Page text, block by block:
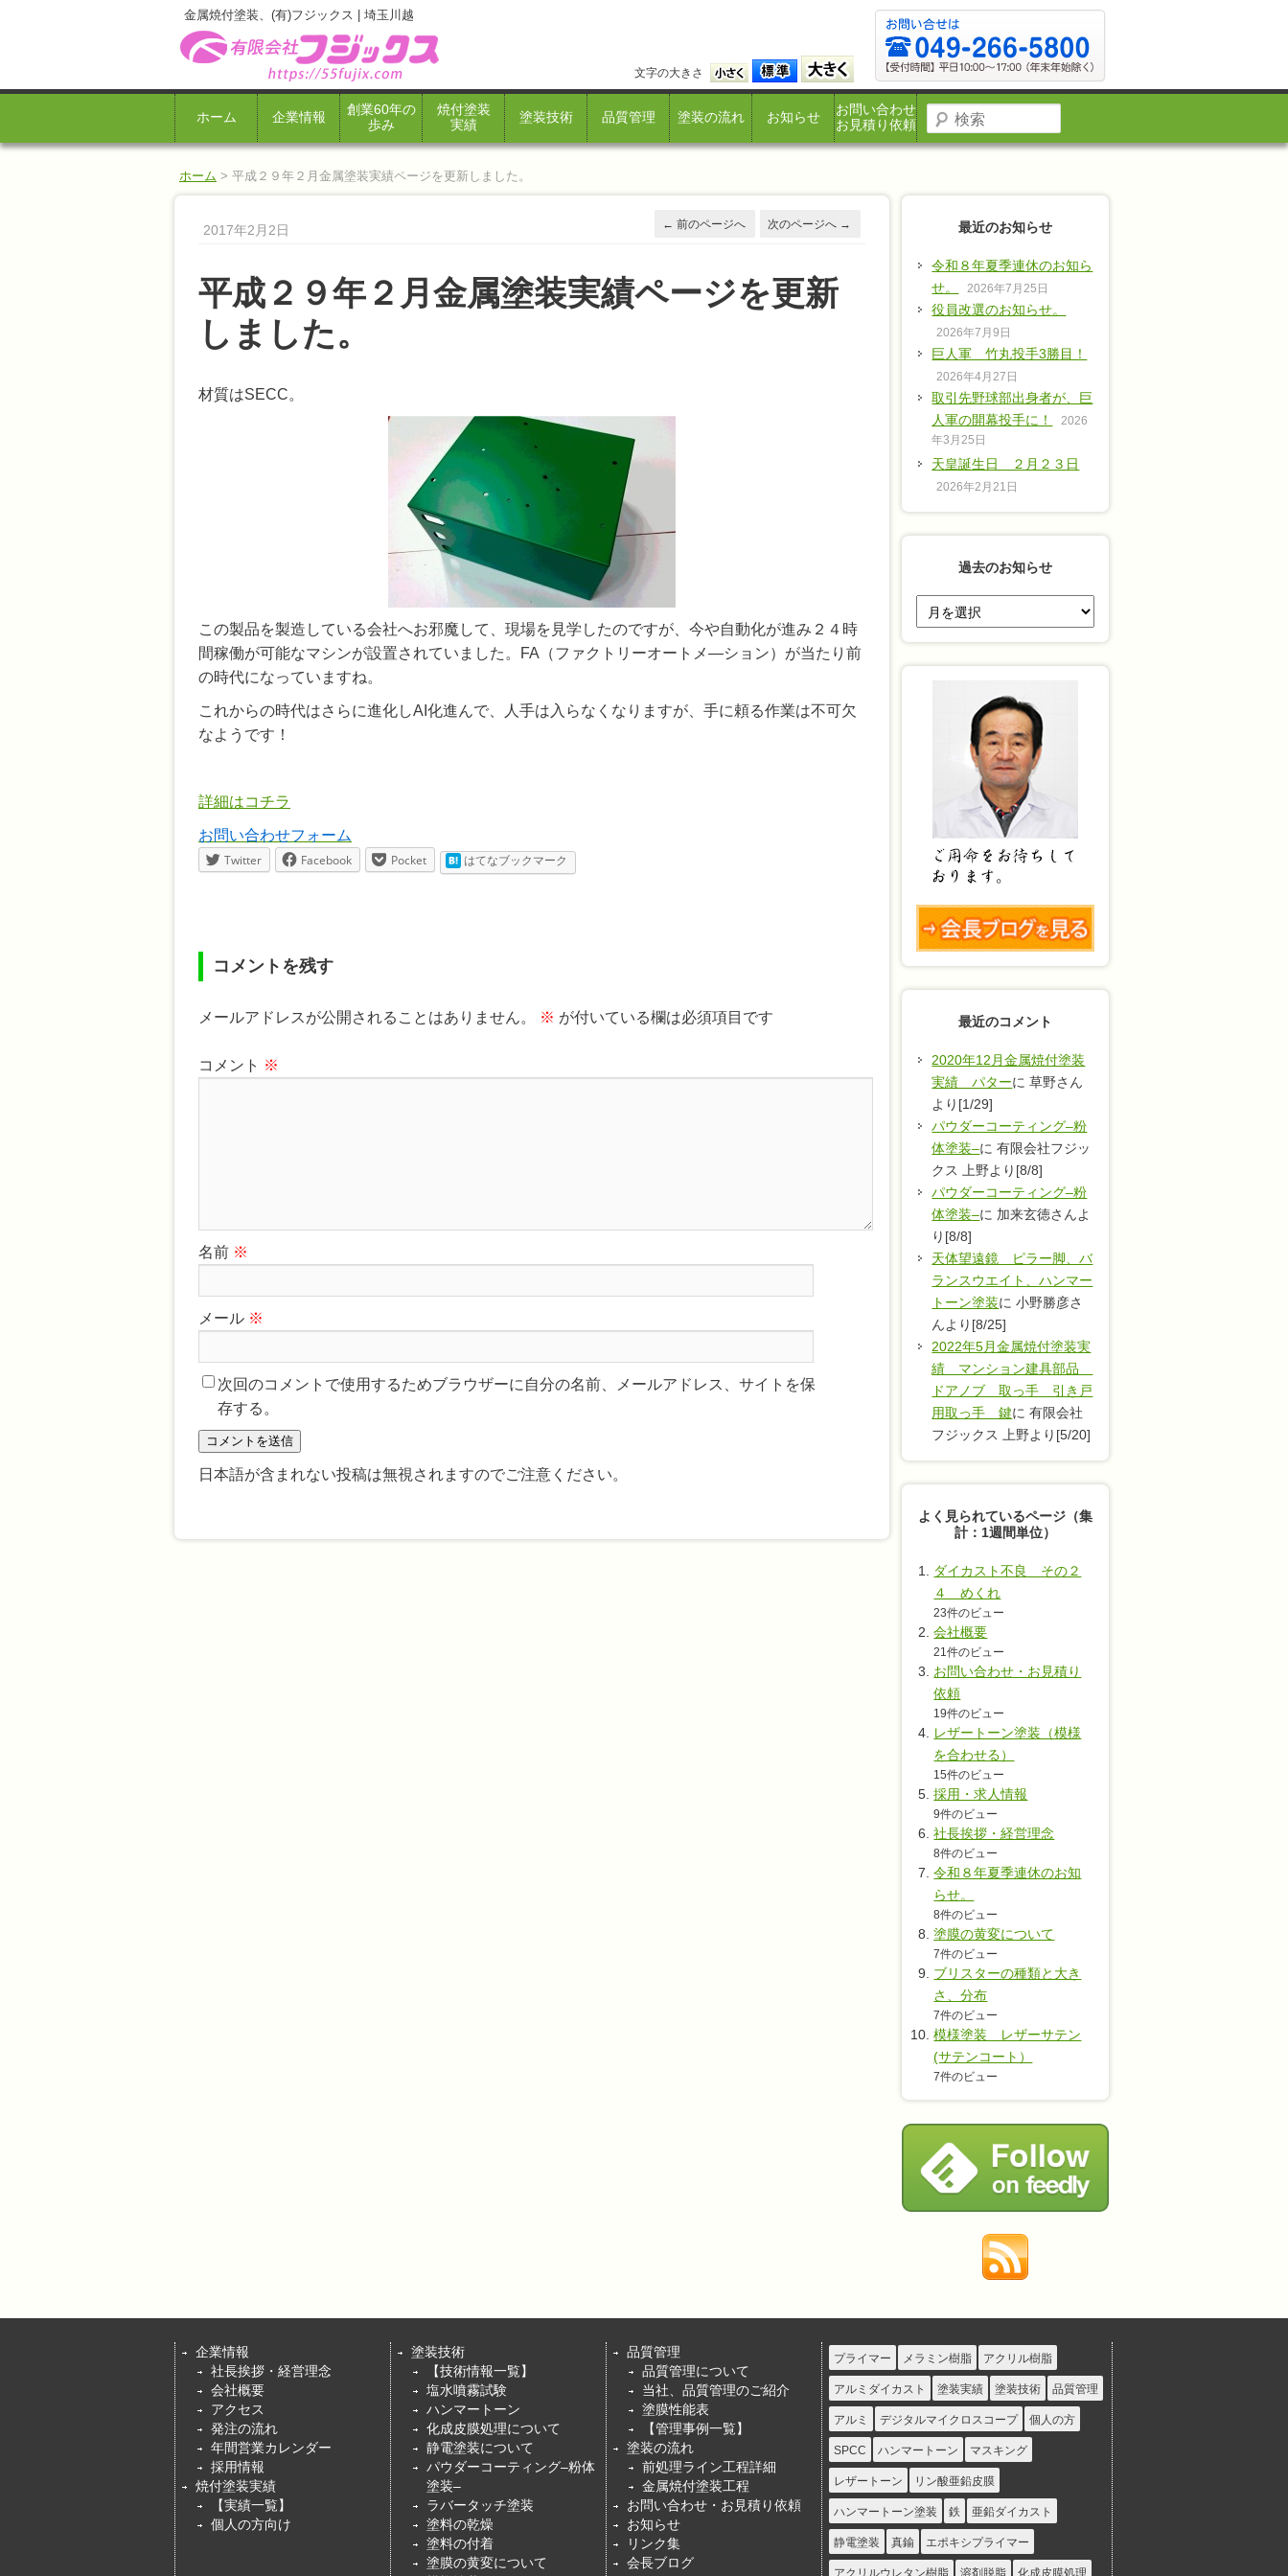
金属焼付塗装、(有)フジックス | 埼玉川越
文字の大きさ
ホーム 企業情報
創業60年の
歩み
焼付塗装
実績
塗装技術 品質管理 塗装の流れ お知らせ
お問い合わせ
お見積り依頼
ホーム > 平成２９年２月金属塗装実績ページを更新しました。
← 前のページへ 次のページへ →
2017年2月2日
平成２９年２月金属塗装実績ページを更新
しました。
材質はSECC。
この製品を製造している会社へお邪魔して、現場を見学したのですが、今や自動化が進み２４時
間稼働が可能なマシンが設置されていました。FA（ファクトリーオートメ―ション）が当たり前
の時代になっていますね。
これからの時代はさらに進化しAI化進んで、人手は入らなくなりますが、手に頼る作業は不可欠
なようです！
詳細はコチラ
お問い合わせフォーム
Twitter
Facebook Pocket はてなブックマーク
コメントを残す
メールアドレスが公開されることはありません。 ※ が付いている欄は必須項目です
コメント ※
名前 ※
メール ※
次回のコメントで使用するためブラウザーに自分の名前、メールアドレス、サイトを保
存する。
日本語が含まれない投稿は無視されますのでご注意ください。
最近のお知らせ
令和８年夏季連休のお知ら
せ。
2026年7月25日
役員改選のお知らせ。
2026年7月9日
巨人軍 竹丸投手3勝目！
2026年4月27日
取引先野球部出身者が、巨
人軍の開幕投手に！
2026
年3月25日
天皇誕生日 ２月２３日
2026年2月21日
過去のお知らせ
去
お
最近のコメント
2020年12月金属焼付塗装
実績 パターに 草野さん
より[1/29]
パウダーコーティング–粉
体塗装–に 有限会社フジッ
クス 上野より[8/8]
パウダーコーティング–粉
体塗装–に 加来玄徳さんよ
り[8/8]
天体望遠鏡 ピラー脚、バ
ランスウエイト、ハンマー
トーン塗装に 小野勝彦さ
んより[8/25]
2022年5月金属焼付塗装実
績 マンション建具部品
ドアノブ 取っ手 引き戸
用取っ手 鍵に 有限会社
フジックス 上野より[5/20]
よく見られているページ（集
計：1週間単位）
ダイカスト不良 その２
４ めくれ
23件のビュー
会社概要
21件のビュー
お問い合わせ・お見積り
依頼
19件のビュー
レザートーン塗装（模様
を合わせる）
15件のビュー
採用・求人情報
9件のビュー
社長挨拶・経営理念
8件のビュー
令和８年夏季連休のお知
らせ。
8件のビュー
塗膜の黄変について
7件のビュー
ブリスターの種類と大き
さ、分布
7件のビュー
模様塗装 レザーサテン
(サテンコート）
7件のビュー
企業情報
社長挨拶・経営理念
会社概要
アクセス
発注の流れ
年間営業カレンダー
採用情報
焼付塗装実績
【実績一覧】
個人の方向け
塗装技術
【技術情報一覧】
塩水噴霧試験
ハンマートーン
化成皮膜処理について
静電塗装について
パウダーコーティング–粉体
塗装–
ラバータッチ塗装
塗料の乾燥
塗料の付着
塗膜の黄変について
品質管理
品質管理について
当社、品質管理のご紹介
塗膜性能表
【管理事例一覧】
塗装の流れ
前処理ライン工程詳細
金属焼付塗装工程
お問い合わせ・お見積り依頼
お知らせ
リンク集
会長ブログ
プライマー メラミン樹脂 アクリル樹脂
アルミダイカスト 塗装実績 塗装技術 品質管理
アルミ デジタルマイクロスコープ 個人の方
SPCC ハンマートーン マスキング
レザートーン リン酸亜鉛皮膜
ハンマートーン塗装 鉄 亜鉛ダイカスト
静電塗装 真鍮 エポキシプライマー
アクリルウレタン樹脂 溶剤脱脂 化成皮膜処理